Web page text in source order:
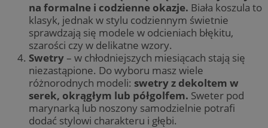
na formalne i codzienne okazje. Biała koszula to
klasyk, jednak w stylu codziennym świetnie
sprawdzają się modele w odcieniach błękitu,
szarości czy w delikatne wzory.
Swetry– w chłodniejszych miesiącach stają się
niezastąpione. Do wyboru masz wiele
różnorodnych modeli: swetry z dekoltem w
serek, okrągłym lub półgolfem. Sweter pod
marynarką lub noszony samodzielnie potrafi
dodać stylowi charakteru i głębi.